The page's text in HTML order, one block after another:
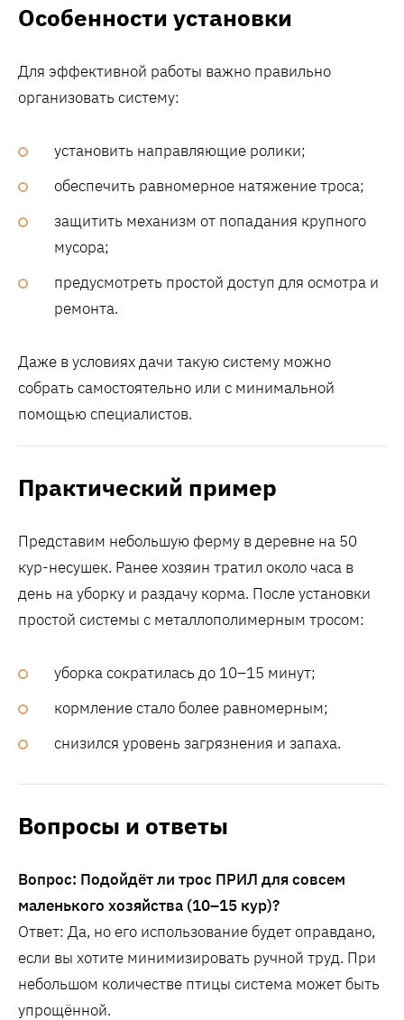
Особенности установки
Для эффективной работы важно правильно
организовать систему:
установить направляющие ролики;
обеспечить равномерное натяжение троса;
защитить механизм от попадания крупного
мусора;
предусмотреть простой доступ для осмотра и
ремонта.
Даже в условиях дачи такую систему можно
собрать самостоятельно или с минимальной
помощью специалистов.
Практический пример
Представим небольшую ферму в деревне на 50
кур-несушек. Ранее хозяин тратил около часа в
день на уборку и раздачу корма. После установки
простой системы с металлополимерным тросом:
уборка сократилась до 10–15 минут;
кормление стало более равномерным;
снизился уровень загрязнения и запаха.
Вопросы и ответы
Вопрос: Подойдёт ли трос ПРИЛ для совсем
маленького хозяйства (10–15 кур)?
Ответ: Да, но его использование будет оправдано,
если вы хотите минимизировать ручной труд. При
небольшом количестве птицы система может быть
упрощённой.